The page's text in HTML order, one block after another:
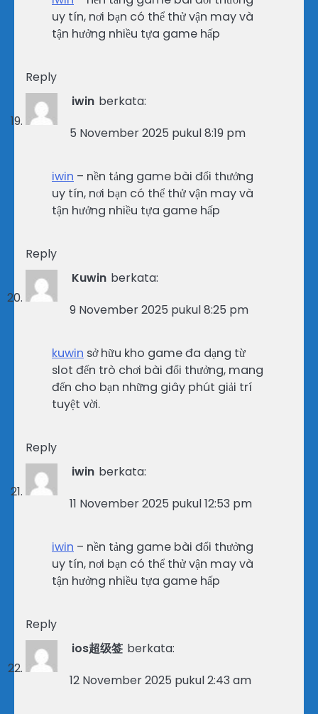
uy tín, nơi bạn có thể thử vận may và
tận hưởng nhiều tựa game hấp
Reply
iwin berkata:
5 November 2025 pukul 8:19 pm
iwin – nền tảng game bài đổi thưởng
uy tín, nơi bạn có thể thử vận may và
tận hưởng nhiều tựa game hấp
Reply
Kuwin berkata:
9 November 2025 pukul 8:25 pm
kuwin sở hữu kho game đa dạng từ
slot đến trò chơi bài đổi thưởng, mang
đến cho bạn những giây phút giải trí
tuyệt vời.
Reply
iwin berkata:
11 November 2025 pukul 12:53 pm
iwin – nền tảng game bài đổi thưởng
uy tín, nơi bạn có thể thử vận may và
tận hưởng nhiều tựa game hấp
Reply
ios超级签 berkata:
12 November 2025 pukul 2:43 am